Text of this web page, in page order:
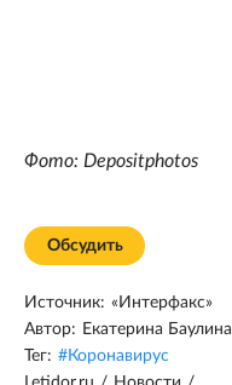
Фото: Depositphotos
Обсудить
Источник: «Интерфакс»
Автор: Екатерина Баулина
Тег: #Коронавирус